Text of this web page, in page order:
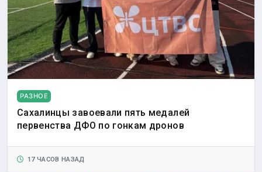
РАЗНОЕ
Сахалинцы завоевали пять медалей
первенства ДФО по гонкам дронов
17 ЧАСОВ НАЗАД